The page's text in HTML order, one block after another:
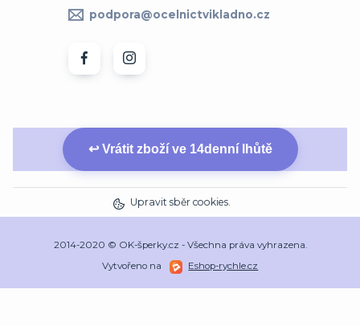
podpora@ocelnictvikladno.cz
↩ Vrátit zboží ve 14denní lhůtě
Upravit sběr cookies.
2014-2020 © OK-šperky.cz - Všechna práva vyhrazena.
Vytvořeno na
Eshop-rychle.cz